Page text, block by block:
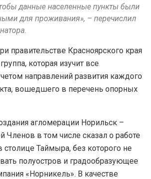
данные населенные пункты были
для проживания», – перечислил
правительстве Красноярского края
которая изучит все
направлений развития каждого
вошедшего в перечень опорных
агломерации Норильск –
Членов в том числе сказал о работе
столице Таймыра, без которого не
полуостров и градообразующее
«Норникель». В качестве